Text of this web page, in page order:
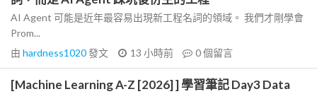
AI Agent 可能是近年最容易出現新工程名詞的領域。 我們才剛學會
Prom...
由 hardness1020發文 13 小時前 0個留言
[Machine Learning A-Z [2026] ] 學習筆記 Day3 Data